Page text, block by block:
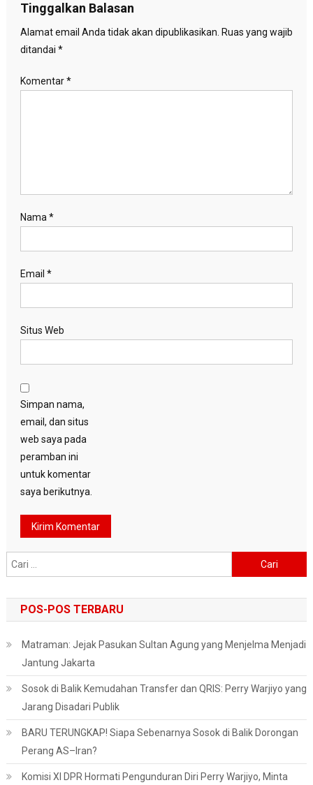
Tinggalkan Balasan
Alamat email Anda tidak akan dipublikasikan. Ruas yang wajib
ditandai *
Komentar*
Nama *
Email *
Situs Web
Simpan nama,
email, dan situs
web saya pada
peramban ini
untuk komentar
saya berikutnya.
untuk:
POS-POS TERBARU
Matraman: Jejak Pasukan Sultan Agung yang Menjelma Menjadi
Jantung Jakarta
Sosok di Balik Kemudahan Transfer dan QRIS: Perry Warjiyo yang
Jarang Disadari Publik
BARU TERUNGKAP! Siapa Sebenarnya Sosok di Balik Dorongan
Perang AS–Iran?
Komisi XI DPR Hormati Pengunduran Diri Perry Warjiyo, Minta